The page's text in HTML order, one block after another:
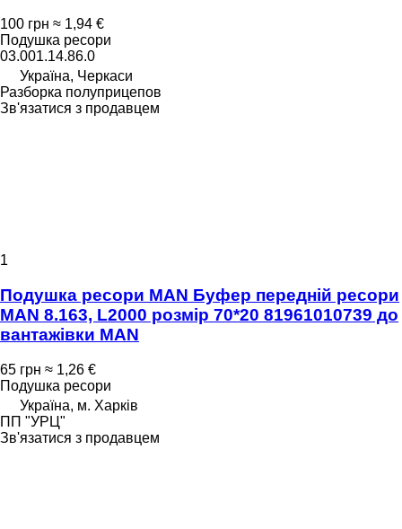
100 грн ≈ 1,94 €
Подушка ресори
03.001.14.86.0
Україна, Черкаси
Разборка полуприцепов
Зв'язатися з продавцем
1
Подушка ресори MAN Буфер передній ресори
MAN 8.163, L2000 розмір 70*20 81961010739 до
вантажівки MAN
65 грн ≈ 1,26 €
Подушка ресори
Україна, м. Харків
ПП "УРЦ"
Зв'язатися з продавцем